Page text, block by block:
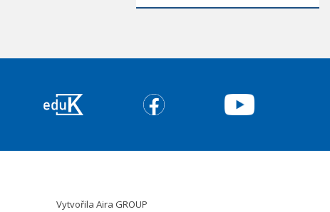
VytvořilaAira GROUP